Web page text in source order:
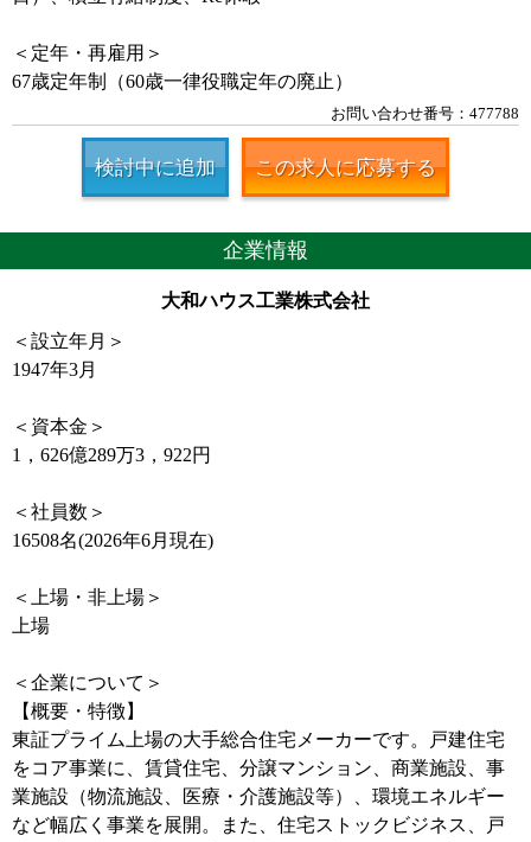
＜定年・再雇用＞
67歳定年制（60歳一律役職定年の廃止）
お問い合わせ番号：477788
検討中に追加 この求人に応募する
企業情報
大和ハウス工業株式会社
＜設立年月＞
1947年3月
＜資本金＞
1，626億289万3，922円
＜社員数＞
16508名(2026年6月現在)
＜上場・非上場＞
上場
＜企業について＞
【概要・特徴】
東証プライム上場の大手総合住宅メーカーです。戸建住宅
をコア事業に、賃貸住宅、分譲マンション、商業施設、事
業施設（物流施設、医療・介護施設等）、環境エネルギー
など幅広く事業を展開。また、住宅ストックビジネス、戸